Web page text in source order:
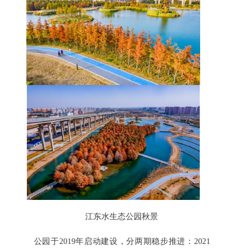
江东水生态公园秋景
公园于2019年启动建设，分两期稳步推进：2021